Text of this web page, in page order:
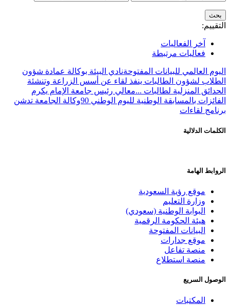
التقييم:
آخر الفعاليات
فعاليات مرتبطة
اليوم العالمي للبيانات المفتوحةنادي البيئة بوكالة عمادة شؤون
الطلاب لشؤون الطالبات ينفذ لقاء عن أسس الزراعة وتنشئة
الحدائق المنزلية لطالبات ...معالي رئيس جامعة الإمام يكرم
الفائزات بالمسابقة الوطنية لليوم الوطني 90
وكالة الجامعة تدشن
برنامج لقاءات
الكلمات الدلالية
الروابط الهامة
موقع رؤية السعودية
وزارة التعليم
البوابة الوطنية (سعودي)
هيئة الحكومة الرقمية
البيانات المفتوحة
موقع جدارات
منصة تفاعل
منصة استطلاع
الوصول السريع
المكتبات